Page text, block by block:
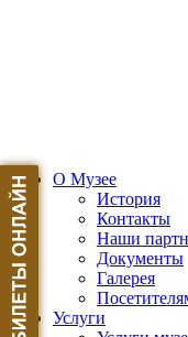
О Музее
История
Контакты
Наши
Документы
Галерея
Услуги